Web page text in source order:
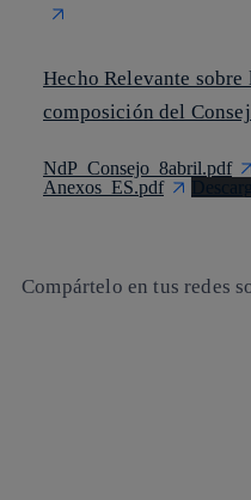
Hecho Relevante sobre
composición del
NdP_Consejo_8abril.pdf
Anexos_ES.pdf
Compártelo en tus redes